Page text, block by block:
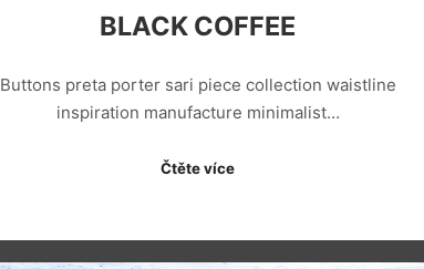
BLACK COFFEE
Buttons preta porter sari piece collection waistline
inspiration manufacture minimalist…
Čtěte více